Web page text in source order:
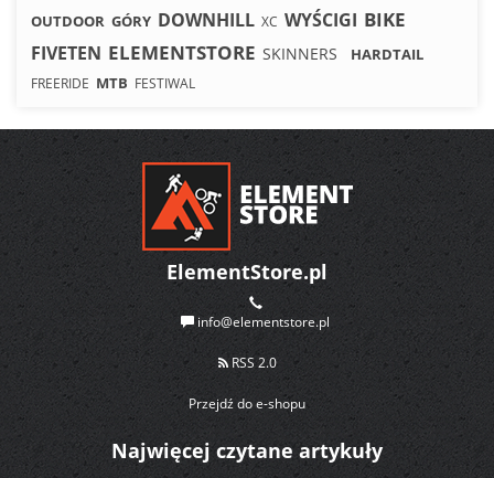
OUTDOOR GÓRY DOWNHILL XC WYŚCIGI BIKE
FIVETEN ELEMENTSTORE SKINNERS HARDTAIL
FREERIDE MTB FESTIWAL
ElementStore.pl
info@elementstore.pl
RSS 2.0
Przejdź do e-shopu
Najwięcej czytane artykuły